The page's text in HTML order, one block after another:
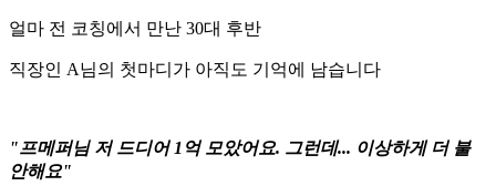
얼마 전 코칭에서 만난 30대 후반
직장인 A님의 첫마디가 아직도 기억에 남습니다
"프메퍼님 저 드디어 1억 모았어요. 그런데... 이상하게 더 불
안해요"